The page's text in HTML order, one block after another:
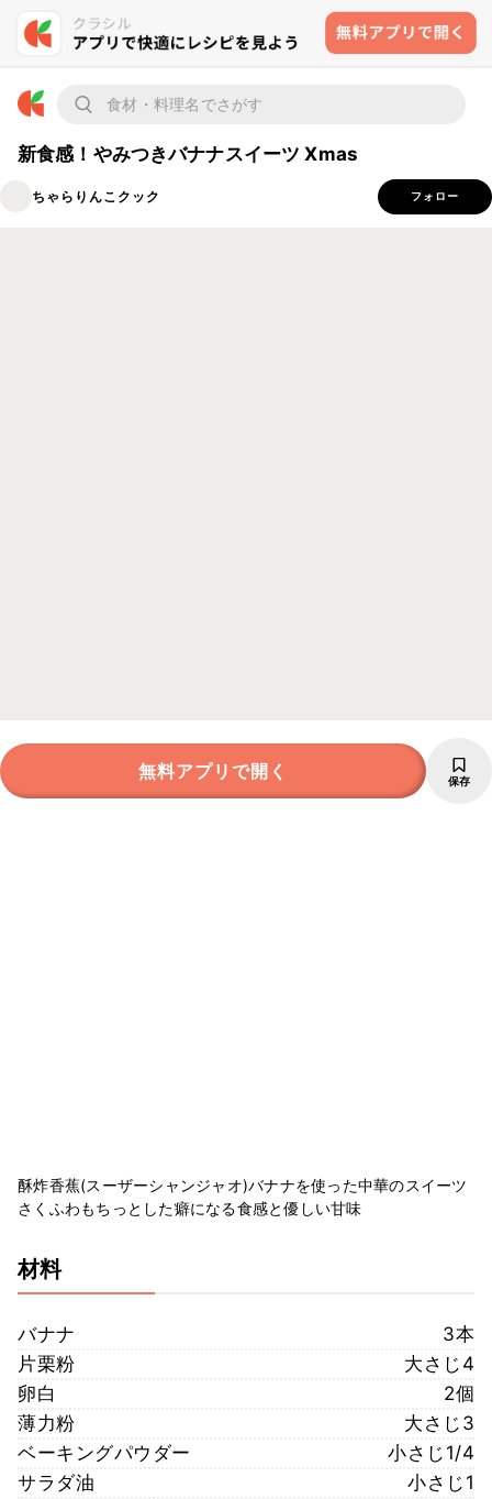
新食感！やみつきバナナスイーツ Xmas
ちゃらりんこクック フォロー
無料アプリで開く 保存
酥炸香蕉(スーザーシャンジャオ)バナナを使った中華のスイーツ
さくふわもちっとした癖になる食感と優しい甘味
材料
バナナ
3本
片栗粉
大さじ4
卵白
2個
薄力粉
大さじ3
ベーキングパウダー
小さじ1/4
サラダ油
小さじ1